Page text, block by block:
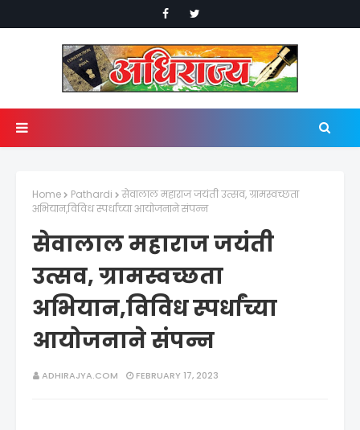
Home Pathardi
सेवालाल महाराज जयंती उत्सव, ग्रामस्वच्छता
अभियान,विविध स्पर्धांच्या आयोजनाने संपन्न
सेवालाल महाराज जयंती
उत्सव, ग्रामस्वच्छता
अभियान,विविध स्पर्धांच्या
आयोजनाने संपन्न
ADHIRAJYA.COM FEBRUARY 17, 2023